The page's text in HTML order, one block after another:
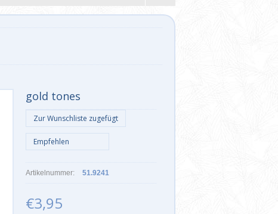
gold tones
Artikelnummer: 51.9241
€3,95